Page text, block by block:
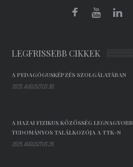
LEGFRISSEBB CIKKEK
A PEDAGÓGUSKÉPZÉS SZOLGÁLATÁBAN
2025. AUGUSZTUS 30.
A HAZAI FIZIKUS KÖZÖSSÉG LEGNAGYOBB
TUDOMÁNYOS TALÁLKOZÓJA A TTK-N
2025. AUGUSZTUS 29.